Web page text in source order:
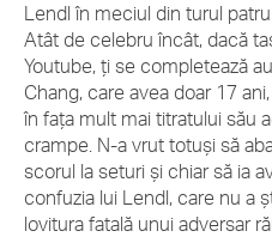
Lendl în meciul din turul
Atât de celebru încât, dacă
Youtube, ți se completează
Chang, care avea doar 17
în fața mult mai titratului său
crampe. N-a vrut totuși să
scorul la seturi și chiar să ia
confuzia lui Lendl, care nu a
lovitura fatală unui adversar